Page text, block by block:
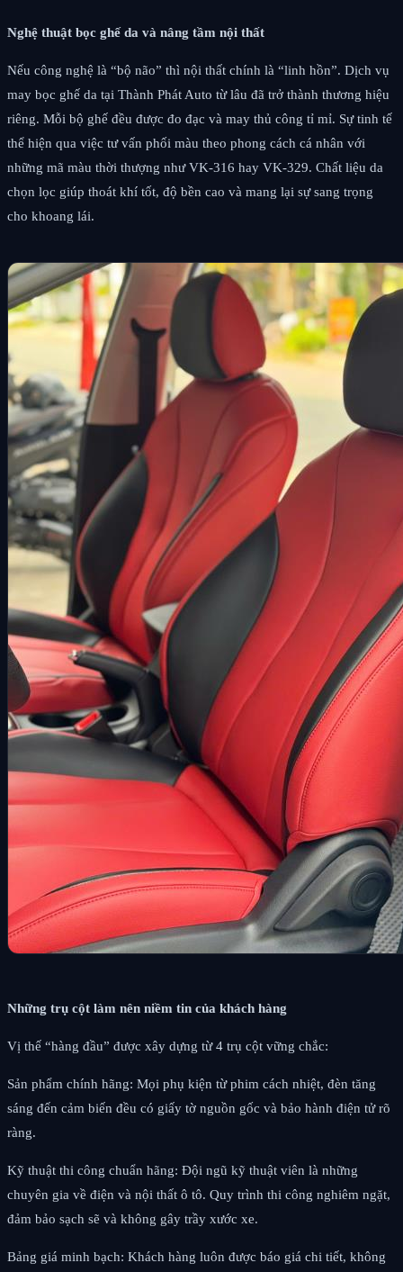
Nghệ thuật bọc ghế da và nâng tầm nội thất
Nếu công nghệ là “bộ não” thì nội thất chính là “linh hồn”. Dịch vụ
may bọc ghế da tại Thành Phát Auto từ lâu đã trở thành thương hiệu
riêng. Mỗi bộ ghế đều được đo đạc và may thủ công tỉ mỉ. Sự tinh tế
thể hiện qua việc tư vấn phối màu theo phong cách cá nhân với
những mã màu thời thượng như VK-316 hay VK-329. Chất liệu da
chọn lọc giúp thoát khí tốt, độ bền cao và mang lại sự sang trọng
cho khoang lái.
Những trụ cột làm nên niềm tin của khách hàng
Vị thế “hàng đầu” được xây dựng từ 4 trụ cột vững chắc:
Sản phẩm chính hãng: Mọi phụ kiện từ phim cách nhiệt, đèn tăng
sáng đến cảm biến đều có giấy tờ nguồn gốc và bảo hành điện tử rõ
ràng.
Kỹ thuật thi công chuẩn hãng: Đội ngũ kỹ thuật viên là những
chuyên gia về điện và nội thất ô tô. Quy trình thi công nghiêm ngặt,
đảm bảo sạch sẽ và không gây trầy xước xe.
Bảng giá minh bạch: Khách hàng luôn được báo giá chi tiết, không